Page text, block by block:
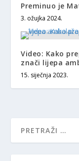
Preminuo je
3. ožujka 2024.
Video: Kako
znači lijepa
15. siječnja 2023.